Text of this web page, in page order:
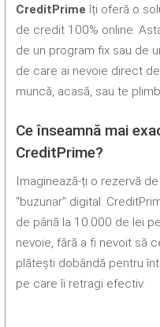
CreditPrime îți oferă o
de credit 100% online.
de un program fix sau de
de care ai nevoie direct
muncă, acasă, sau te
Ce înseamnă mai
CreditPrime?
Imaginează-ți o rezervă
"buzunar" digital.
de până la 10.000 de lei
nevoie, fără a fi nevoit să
plătești dobândă pentru
pe care îi retragi efectiv.